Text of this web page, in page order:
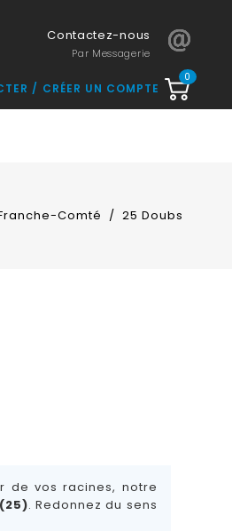
Contactez-nous
Par Messagerie
0
CRÉER UN COMPTE
Comté 25 Doubs
de vos racines, notre
. Redonnez du sens